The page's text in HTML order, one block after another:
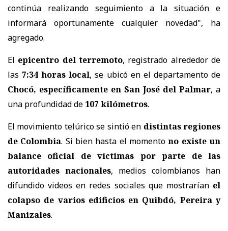
continúa realizando seguimiento a la situación e
informará oportunamente cualquier novedad", ha
agregado.
El epicentro del terremoto, registrado alrededor de
las 7:34 horas local, se ubicó en el departamento de
Chocó, específicamente en San José del Palmar, a
una profundidad de 107 kilómetros.
El movimiento telúrico se sintió en distintas regiones
de Colombia. Si bien hasta el momentono existe un
balance oficial de víctimas por parte de las
autoridades nacionales, medios colombianos han
difundido videos en redes sociales que mostrarían el
colapso de varios edificios en Quibdó, Pereira y
Manizales.